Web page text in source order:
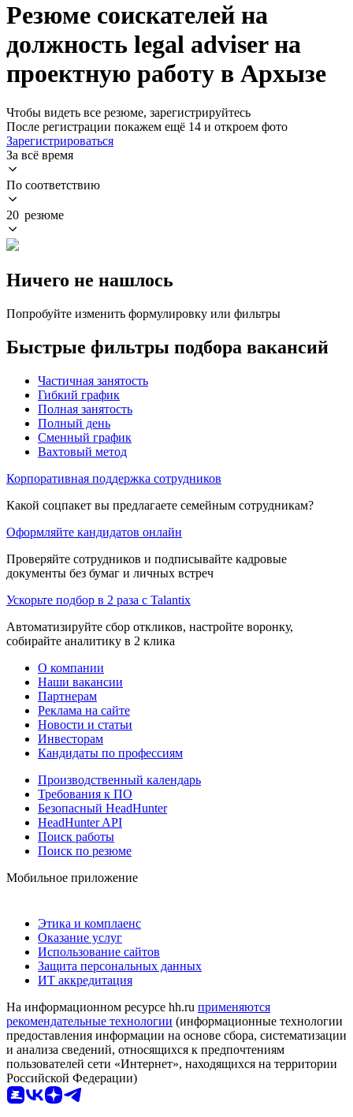
Резюме соискателей на
должность legal adviser на
проектную работу в Архызе
Чтобы видеть все резюме, зарегистрируйтесь
После регистрации покажем ещё 14 и откроем фото
Зарегистрироваться
За всё время
По соответствию
20 резюме
Ничего не нашлось
Попробуйте изменить формулировку или фильтры
Быстрые фильтры подбора вакансий
Частичная занятость
Гибкий график
Полная занятость
Полный день
Сменный график
Вахтовый метод
Корпоративная поддержка сотрудников
Какой соцпакет вы предлагаете семейным сотрудникам?
Оформляйте кандидатов онлайн
Проверяйте сотрудников и подписывайте кадровые
документы без бумаг и личных встреч
Ускорьте подбор в 2 раза с Talantix
Автоматизируйте сбор откликов, настройте воронку,
собирайте аналитику в 2 клика
О компании
Наши вакансии
Партнерам
Реклама на сайте
Новости и статьи
Инвесторам
Кандидаты по профессиям
Производственный календарь
Требования к ПО
Безопасный HeadHunter
HeadHunter API
Поиск работы
Поиск по резюме
Мобильное приложение
Этика и комплаенс
Оказание услуг
Использование сайтов
Защита персональных данных
ИТ аккредитация
На информационном ресурсе hh.ru применяются
рекомендательные технологии (информационные технологии
предоставления информации на основе сбора, систематизации
и анализа сведений, относящихся к предпочтениям
пользователей сети «Интернет», находящихся на территории
Российской Федерации)